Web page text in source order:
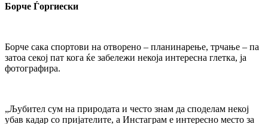
Борче Ѓоргиески
Борче сака спортови на отворено – планинарење, трчање – па
затоа секој пат кога ќе забележи некоја интересна глетка, ја
фотографира.
„Љубител сум на природата и често знам да споделам некој
убав кадар со пријателите, а Инстаграм е интересно место за